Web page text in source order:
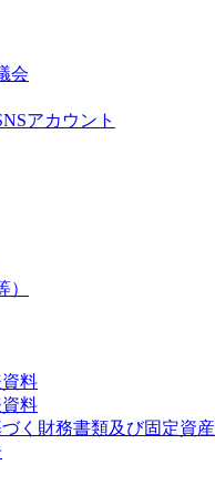
会
アカウント
料
料
く財務書類及び固定資